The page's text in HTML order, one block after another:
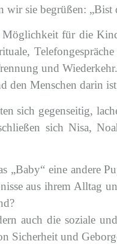
sie begrüßen: „Bist
für die
und
den Menschen darin
sich gegenseitig,
sich Nisa,
„Baby“ eine andere
aus ihrem Alltag
auch die soziale
Sicherheit und